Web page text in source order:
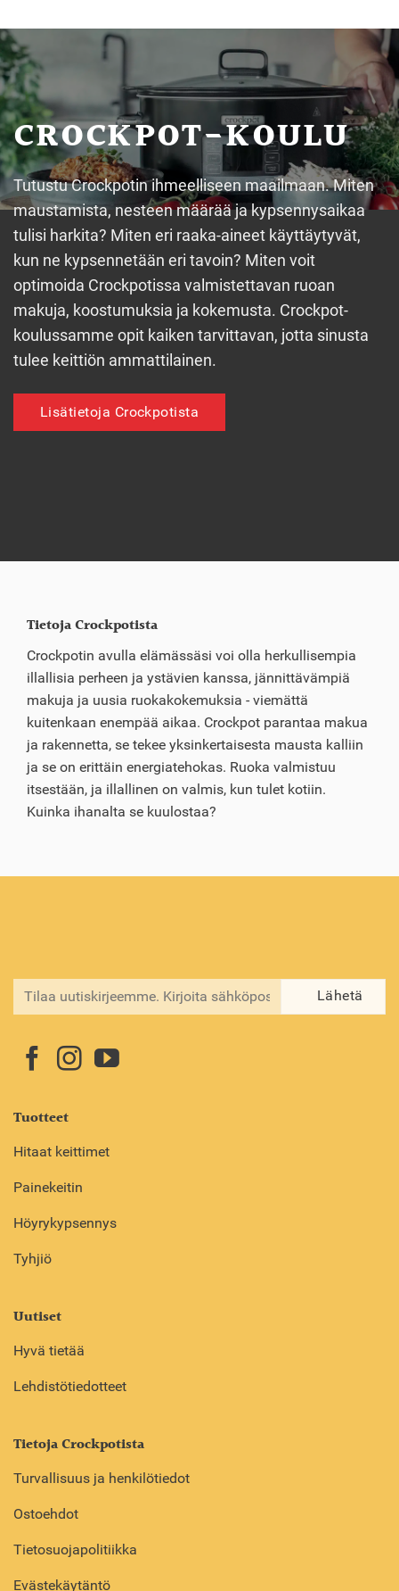
CROCKPOT-KOULU
Tutustu Crockpotin ihmeelliseen maailmaan. Miten
maustamista, nesteen määrää ja kypsennysaikaa
tulisi harkita? Miten eri raaka-aineet käyttäytyvät,
kun ne kypsennetään eri tavoin? Miten voit
optimoida Crockpotissa valmistettavan ruoan
makuja, koostumuksia ja kokemusta. Crockpot-
koulussamme opit kaiken tarvittavan, jotta sinusta
tulee keittiön ammattilainen.
Lisätietoja Crockpotista
Tietoja Crockpotista
Crockpotin avulla elämässäsi voi olla herkullisempia
illallisia perheen ja ystävien kanssa, jännittävämpiä
makuja ja uusia ruokakokemuksia - viemättä
kuitenkaan enempää aikaa. Crockpot parantaa makua
ja rakennetta, se tekee yksinkertaisesta mausta kalliin
ja se on erittäin energiatehokas. Ruoka valmistuu
itsestään, ja illallinen on valmis, kun tulet kotiin.
Kuinka ihanalta se kuulostaa?
Tuotteet
Hitaat keittimet
Painekeitin
Höyrykypsennys
Tyhjiö
Uutiset
Hyvä tietää
Lehdistötiedotteet
Tietoja Crockpotista
Turvallisuus ja henkilötiedot
Ostoehdot
Tietosuojapolitiikka
Evästekäytäntö